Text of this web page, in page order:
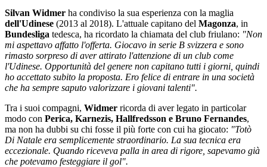
Silvan Widmer ha condiviso la sua esperienza con la maglia
dell'Udinese (2013 al 2018). L'attuale capitano del Magonza, in
Bundesliga tedesca, ha ricordato la chiamata del club friulano: "Non
mi aspettavo affatto l'offerta. Giocavo in serie B svizzera e sono
rimasto sorpreso di aver attirato l'attenzione di un club come
l'Udinese. Opportunità del genere non capitano tutti i giorni, quindi
ho accettato subito la proposta. Ero felice di entrare in una società
che ha sempre saputo valorizzare i giovani talenti".
Tra i suoi compagni, Widmer ricorda di aver legato in particolar
modo con Perica, Karnezis, Hallfredsson e Bruno Fernandes,
ma non ha dubbi su chi fosse il più forte con cui ha giocato: "Totò
Di Natale era semplicemente straordinario. La sua tecnica era
eccezionale. Quando riceveva palla in area di rigore, sapevamo già
che potevamo festeggiare il gol".